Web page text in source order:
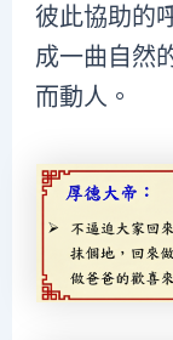
彼此協助的
成一曲自然
而動人。